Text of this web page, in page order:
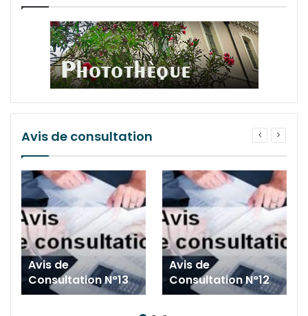
Avis de consultation
Avis de
Consultation N°13
Avis de
Consultation N°12